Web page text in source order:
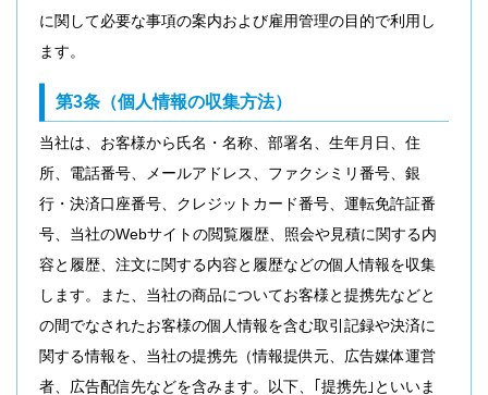
に関して必要な事項の案内および雇用管理の目的で利用し
ます。
第3条（個人情報の収集方法）
当社は、お客様から氏名・名称、部署名、生年月日、住
所、電話番号、メールアドレス、ファクシミリ番号、銀
行・決済口座番号、クレジットカード番号、運転免許証番
号、当社のWebサイトの閲覧履歴、照会や見積に関する内
容と履歴、注文に関する内容と履歴などの個人情報を収集
します。また、当社の商品についてお客様と提携先などと
の間でなされたお客様の個人情報を含む取引記録や決済に
関する情報を、当社の提携先（情報提供元、広告媒体運営
者、広告配信先などを含みます。以下、｢提携先｣といいま